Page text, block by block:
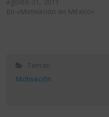
En «Motivación en México»
Temas:
Motivación